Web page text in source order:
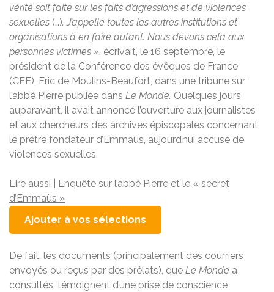
vérité soit faite sur les faits d’agressions et de violences
sexuelles (…). J’appelle toutes les autres institutions et
organisations à en faire autant. Nous devons cela aux
personnes victimes », écrivait, le 16 septembre, le
président de la Conférence des évêques de France
(CEF), Eric de Moulins-Beaufort, dans une tribune sur
l’abbé Pierre publiée dans Le Monde. Quelques jours
auparavant, il avait annoncé l’ouverture aux journalistes
et aux chercheurs des archives épiscopales concernant
le prêtre fondateur d’Emmaüs, aujourd’hui accusé de
violences sexuelles.
Lire aussi | Article réservé à nos abonnés
Enquête sur l’abbé Pierre et le « secret
d’Emmaüs »
Ajouter à vos sélections
De fait, les documents (principalement des courriers
envoyés ou reçus par des prélats), que Le Monde a
consultés, témoignent d’une prise de conscience